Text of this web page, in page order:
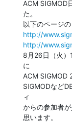
ACM SIGMOD
た。
http://
http://
8月26日（火
に
ACM SIGMOD
SIGMODなど
ィ
からの参加者
思います。